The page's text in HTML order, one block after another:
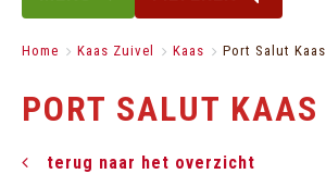
Home > Kaas Zuivel > Kaas > Port Salut Kaas
PORT SALUT KAAS
terug naar het overzicht